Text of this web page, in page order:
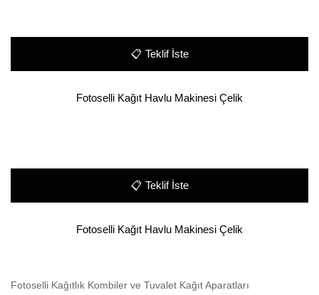
📋 Teklif İste
Fotoselli Kağıt Havlu Makinesi Çelik
📋 Teklif İste
Fotoselli Kağıt Havlu Makinesi Çelik
Fotoselli Kağıtlık Kombiler ve Tuvalet Kağıt Aparatları